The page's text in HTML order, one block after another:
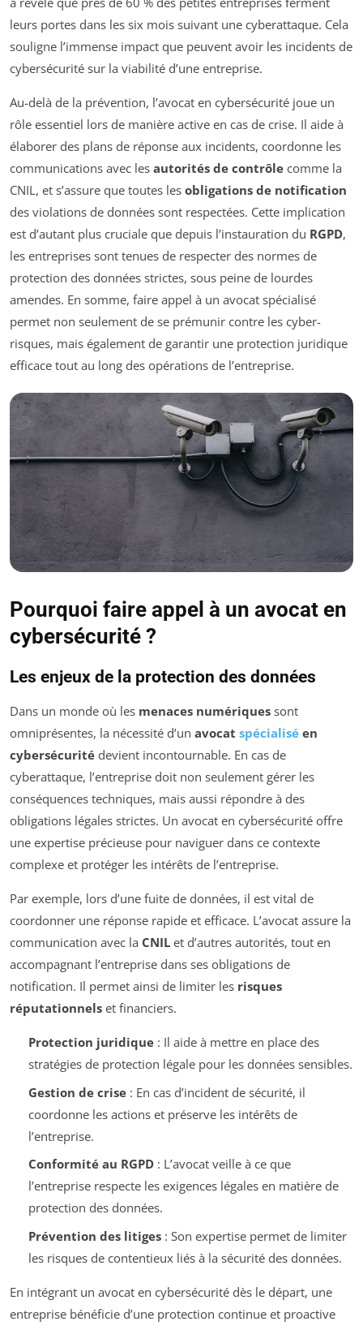
leurs portes dans les six mois suivant une cyberattaque. Cela
souligne l’immense impact que peuvent avoir les incidents de
cybersécurité sur la viabilité d’une entreprise.
Au-delà de la prévention, l’avocat en cybersécurité joue un
rôle essentiel lors de manière active en cas de crise. Il aide à
élaborer des plans de réponse aux incidents, coordonne les
communications avec les autorités de contrôle comme la
CNIL, et s’assure que toutes les obligations de notification
des violations de données sont respectées. Cette implication
est d’autant plus cruciale que depuis l’instauration du RGPD,
les entreprises sont tenues de respecter des normes de
protection des données strictes, sous peine de lourdes
amendes. En somme, faire appel à un avocat spécialisé
permet non seulement de se prémunir contre les cyber-
risques, mais également de garantir une protection juridique
efficace tout au long des opérations de l’entreprise.
Pourquoi faire appel à un avocat en
cybersécurité ?
Les enjeux de la protection des données
Dans un monde où les menaces numériques sont
omniprésentes, la nécessité d’un avocat spécialisé en
cybersécurité devient incontournable. En cas de
cyberattaque, l’entreprise doit non seulement gérer les
conséquences techniques, mais aussi répondre à des
obligations légales strictes. Un avocat en cybersécurité offre
une expertise précieuse pour naviguer dans ce contexte
complexe et protéger les intérêts de l’entreprise.
Par exemple, lors d’une fuite de données, il est vital de
coordonner une réponse rapide et efficace. L’avocat assure la
communication avec la CNIL et d’autres autorités, tout en
accompagnant l’entreprise dans ses obligations de
notification. Il permet ainsi de limiter les risques
réputationnels et financiers.
Protection juridique: Il aide à mettre en place des
stratégies de protection légale pour les données sensibles.
Gestion de crise: En cas d’incident de sécurité, il
coordonne les actions et préserve les intérêts de
l’entreprise.
Conformité au RGPD: L’avocat veille à ce que
l’entreprise respecte les exigences légales en matière de
protection des données.
Prévention des litiges: Son expertise permet de limiter
les risques de contentieux liés à la sécurité des données.
En intégrant un avocat en cybersécurité dès le départ, une
entreprise bénéficie d’une protection continue et proactive